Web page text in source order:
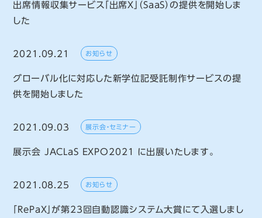
出席情報収集サービス「出席X」（SaaS）の提供を開始しま
した
2021.09.21 お知らせ
グローバル化に対応した新学位記受託制作サービスの提
供を開始しました
2021.09.03 展示会・セミナー
展示会 JACLaS EXPO2021 に出展いたします。
2021.08.25 お知らせ
「RePaX」が第23回自動認識システム大賞にて入選しまし